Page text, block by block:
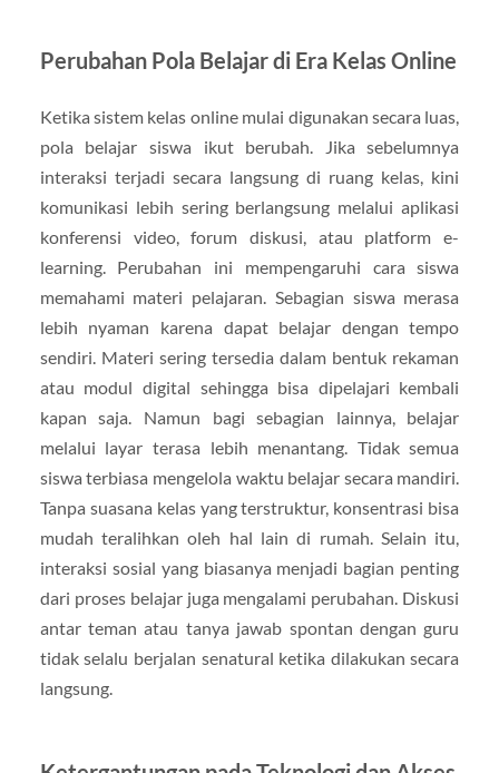
Perubahan Pola Belajar di Era Kelas Online
Ketika sistem kelas online mulai digunakan secara luas,
pola belajar siswa ikut berubah. Jika sebelumnya
interaksi terjadi secara langsung di ruang kelas, kini
komunikasi lebih sering berlangsung melalui aplikasi
konferensi video, forum diskusi, atau platform e-
learning. Perubahan ini mempengaruhi cara siswa
memahami materi pelajaran. Sebagian siswa merasa
lebih nyaman karena dapat belajar dengan tempo
sendiri. Materi sering tersedia dalam bentuk rekaman
atau modul digital sehingga bisa dipelajari kembali
kapan saja. Namun bagi sebagian lainnya, belajar
melalui layar terasa lebih menantang. Tidak semua
siswa terbiasa mengelola waktu belajar secara mandiri.
Tanpa suasana kelas yang terstruktur, konsentrasi bisa
mudah teralihkan oleh hal lain di rumah. Selain itu,
interaksi sosial yang biasanya menjadi bagian penting
dari proses belajar juga mengalami perubahan. Diskusi
antar teman atau tanya jawab spontan dengan guru
tidak selalu berjalan senatural ketika dilakukan secara
langsung.